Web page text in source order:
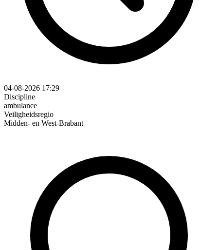
04-08-2026 17:29
Discipline
ambulance
Veiligheidsregio
Midden- en West-Brabant